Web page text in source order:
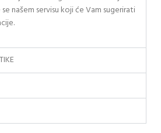
našem servisu koji će Vam sugerirati